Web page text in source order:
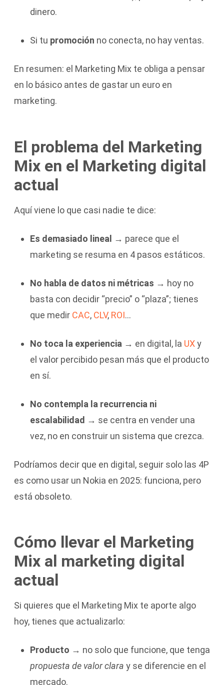
dinero.
Si tu promoción no conecta, no hay ventas.
En resumen: el Marketing Mix te obliga a pensar
en lo básico antes de gastar un euro en
marketing.
El problema del Marketing
Mix en el Marketing digital
actual
Aquí viene lo que casi nadie te dice:
Es demasiado lineal → parece que el
marketing se resuma en 4 pasos estáticos.
No habla de datos ni métricas → hoy no
basta con decidir “precio” o “plaza”; tienes
que medir CAC, CLV, ROI…
No toca la experiencia → en digital, la UXy
el valor percibido pesan más que el producto
en sí.
No contempla la recurrencia ni
escalabilidad → se centra en vender una
vez, no en construir un sistema que crezca.
Podríamos decir que en digital, seguir solo las 4P
es como usar un Nokia en 2025: funciona, pero
está obsoleto.
Cómo llevar el Marketing
Mix al marketing digital
actual
Si quieres que el Marketing Mix te aporte algo
hoy, tienes que actualizarlo:
Producto → no solo que funcione, que tenga
propuesta de valor clara y se diferencie en el
mercado.